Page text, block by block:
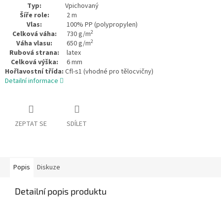
Typ:
Vpichovaný
Šíře role:
2 m
Vlas:
100% PP (polypropylen)
Celková váha:
730 g/m2
Váha vlasu: 650 g/m2
Rubová strana:
latex
Celková výška:
6 mm
Hořlavostní třída: Cfl-s1 (vhodné pro tělocvičny)
Detailní informace
ZEPTAT SE SDÍLET
Popis Diskuze
Detailní popis produktu